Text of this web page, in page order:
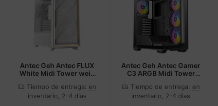
Antec Geh Antec FLUX
White Midi Tower weiß
Tiempo de entrega: en
inventario, 2-4 dias
Antec Geh Antec Gamer
C3 ARGB Midi Tower
Tiempo de entrega: en
inventario, 2-4 dias